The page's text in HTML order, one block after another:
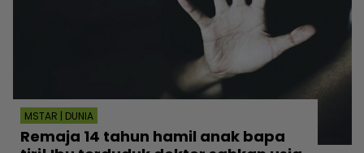
MSTAR | DUNIA
Remaja 14 tahun hamil anak bapa